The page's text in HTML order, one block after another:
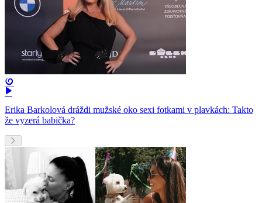
Erika Barkolová dráždi mužské oko sexi fotkami v plavkách: Takto
že vyzerá babička?